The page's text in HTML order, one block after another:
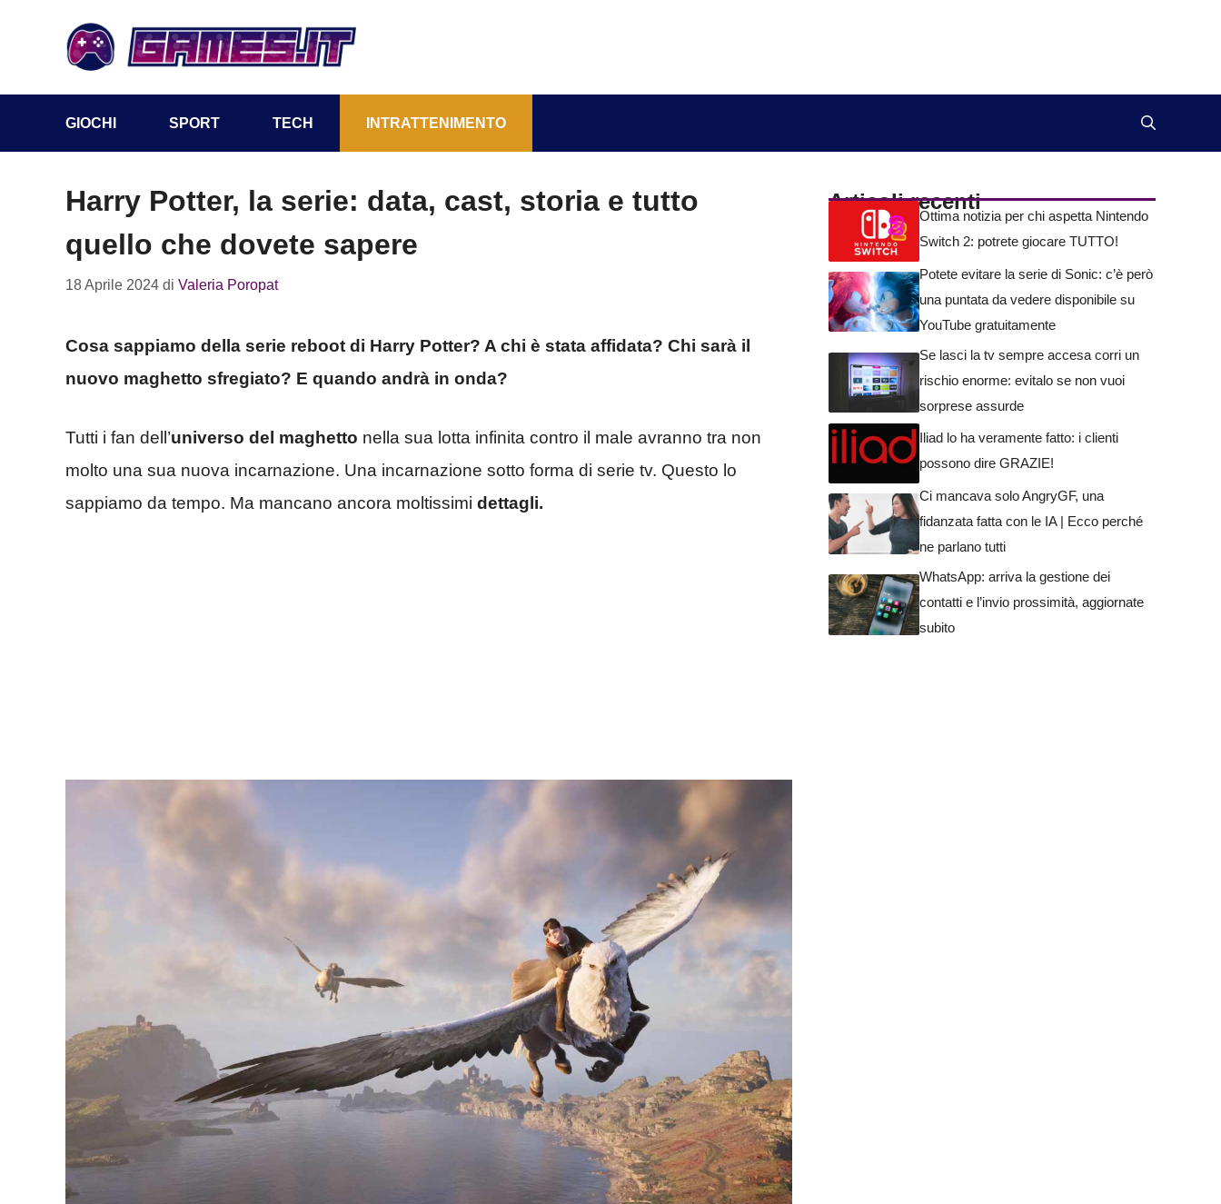
GIOCHI SPORT TECH INTRATTENIMENTO
Harry Potter, la serie: data, cast, storia e tutto
quello che dovete sapere
18 Aprile 2024 di Valeria Poropat
Cosa sappiamo della serie reboot di Harry Potter? A chi è stata affidata? Chi sarà il
nuovo maghetto sfregiato? E quando andrà in onda?
Tutti i fan dell’universo del maghetto nella sua lotta infinita contro il male avranno tra non
molto una sua nuova incarnazione. Una incarnazione sotto forma di serie tv. Questo lo
sappiamo da tempo. Ma mancano ancora moltissimi dettagli.
Articoli recenti
Ottima notizia per chi aspetta Nintendo
Switch 2: potrete giocare TUTTO!
Potete evitare la serie di Sonic: c’è però
una puntata da vedere disponibile su
YouTube gratuitamente
Se lasci la tv sempre accesa corri un
rischio enorme: evitalo se non vuoi
sorprese assurde
Iliad lo ha veramente fatto: i clienti
possono dire GRAZIE!
Ci mancava solo AngryGF, una
fidanzata fatta con le IA | Ecco perché
ne parlano tutti
WhatsApp: arriva la gestione dei
contatti e l’invio prossimità, aggiornate
subito